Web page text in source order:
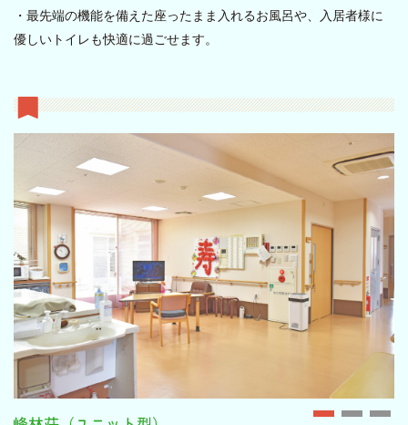
・最先端の機能を備えた座ったまま入れるお風呂や、入居者様に
優しいトイレも快適に過ごせます。